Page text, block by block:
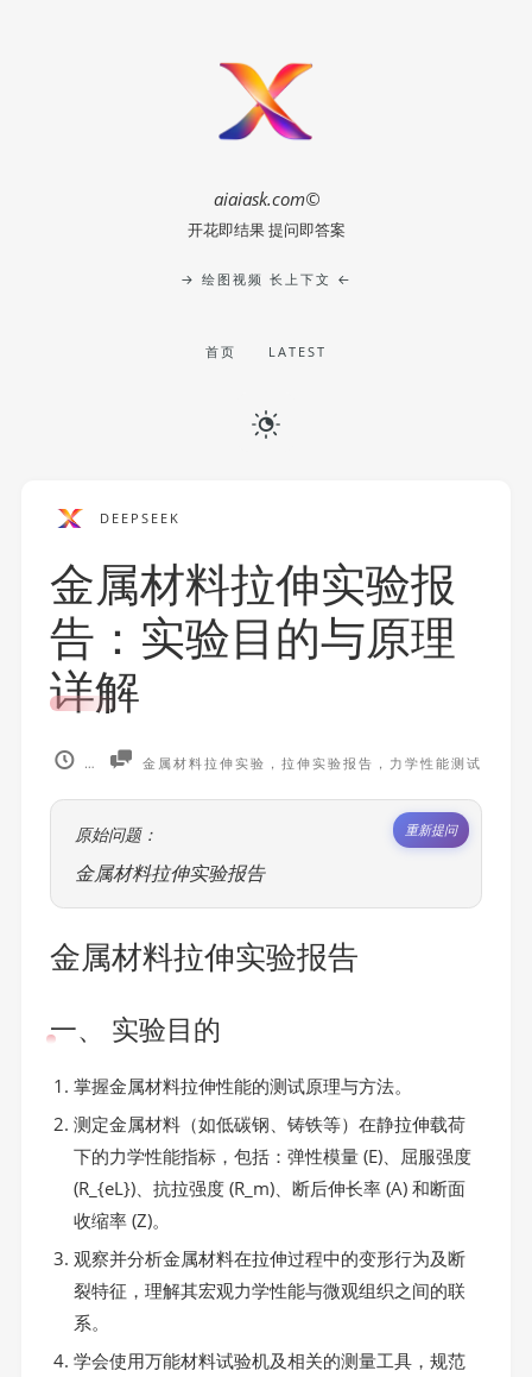
aiaiask.com©
开花即结果 提问即答案
→ 绘图视频 长上下文 ←
首页 LATEST
DEEPSEEK
金属材料拉伸实验报
告：实验目的与原理
详解
2026-04-14金属材料拉伸实验，拉伸实验报告，力学性能测试
原始问题：
金属材料拉伸实验报告
重新提问
金属材料拉伸实验报告
一、 实验目的
掌握金属材料拉伸性能的测试原理与方法。
测定金属材料（如低碳钢、铸铁等）在静拉伸载荷
下的力学性能指标，包括：弹性模量 (E)、屈服强度
(R_{eL})、抗拉强度 (R_m)、断后伸长率 (A) 和断面
收缩率 (Z)。
观察并分析金属材料在拉伸过程中的变形行为及断
裂特征，理解其宏观力学性能与微观组织之间的联
系。
学会使用万能材料试验机及相关的测量工具，规范